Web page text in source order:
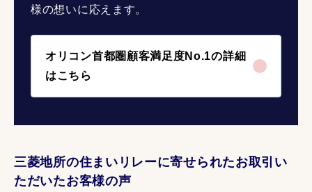
様の想いに応えます。
オリコン首都圏顧客満足度No.1の詳細
はこちら
三菱地所の住まいリレーに寄せられたお取引い
ただいたお客様の声